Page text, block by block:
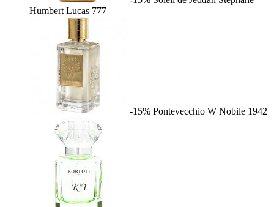
Humbert Lucas 777
-15% Pontevecchio W Nobile 1942